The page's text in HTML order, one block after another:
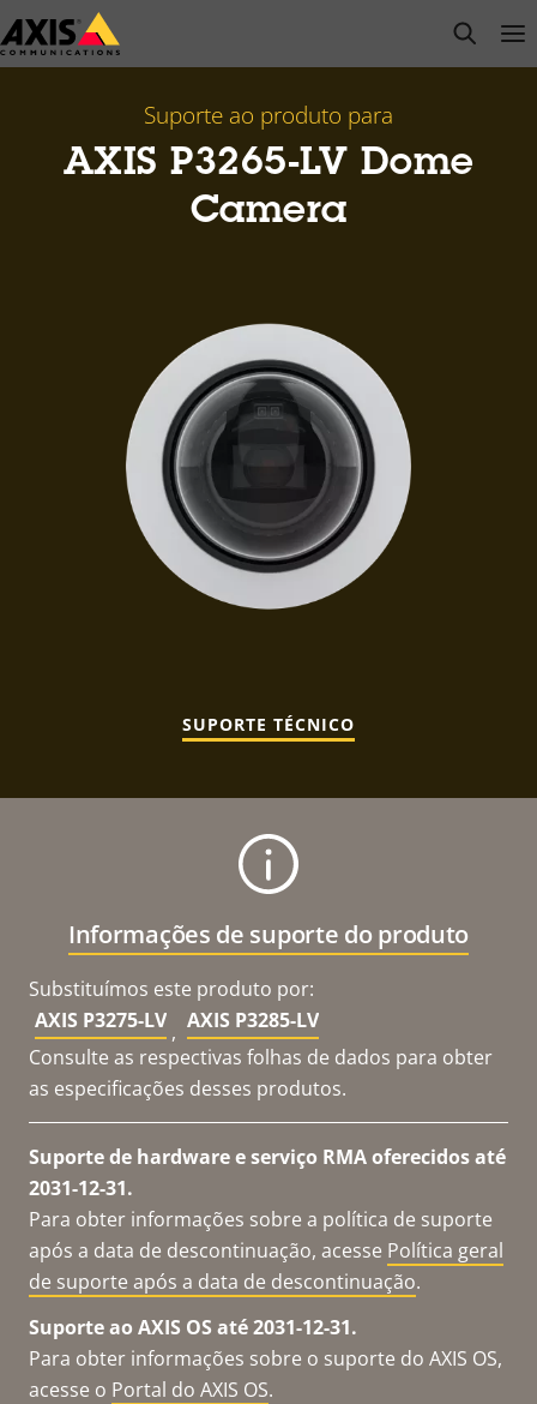
Pular
para
open
Suporte ao produto para
AXIS P3265-LV Dome
Camera
SUPORTE TÉCNICO
Informações de suporte do produto
Substituímos este produto por:
AXIS P3275-LV , AXIS P3285-LV
Consulte as respectivas folhas de dados para obter
as especificações desses produtos.
Suporte de hardware e serviço RMA oferecidos até
2031-12-31.
Para obter informações sobre a política de suporte
após a data de descontinuação, acesse Política geral
de suporte após a data de descontinuação.
Suporte ao AXIS OS até 2031-12-31.
Para obter informações sobre o suporte do AXIS OS,
acesse o Portal do AXIS OS.